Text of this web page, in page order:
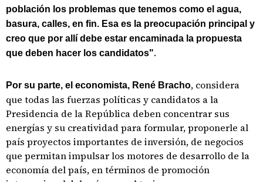
población los problemas que tenemos como el agua,
basura, calles, en fin. Esa es la preocupación principal y
creo que por allí debe estar encaminada la propuesta
que deben hacer los candidatos".
Por su parte, el economista, René Bracho, considera
que todas las fuerzas políticas y candidatos a la
Presidencia de la República deben concentrar sus
energías y su creatividad para formular, proponerle al
país proyectos importantes de inversión, de negocios
que permitan impulsar los motores de desarrollo de la
economía del país, en términos de promoción